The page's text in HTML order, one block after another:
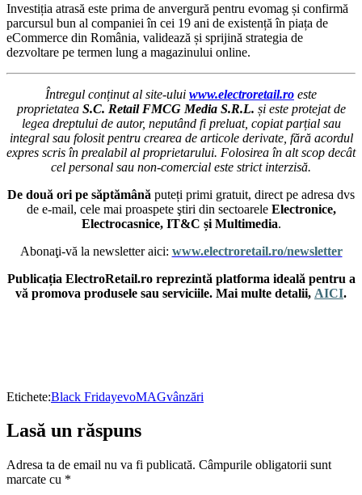
Investiția atrasă este prima de anvergură pentru evomag și confirmă
parcursul bun al companiei în cei 19 ani de existență în piața de
eCommerce din România, validează și sprijină strategia de
dezvoltare pe termen lung a magazinului online.
Întregul conținut al site-ului www.electroretail.ro este
proprietatea S.C. Retail FMCG Media S.R.L. și este protejat de
legea dreptului de autor, neputând fi preluat, copiat parțial sau
integral sau folosit pentru crearea de articole derivate, fără acordul
expres scris în prealabil al proprietarului. Folosirea în alt scop decât
cel personal sau non-comercial este strict interzisă.
De două ori pe săptămână puteți primi gratuit, direct pe adresa dvs
de e-mail, cele mai proaspete ştiri din sectoarele Electronice,
Electrocasnice, IT&C și Multimedia.
Abonaţi-vă la newsletter aici: www.electroretail.ro/newsletter
Publicația ElectroRetail.ro reprezintă platforma ideală pentru a
vă promova produsele sau serviciile. Mai multe detalii, AICI.
Etichete:Black FridayevoMAGvânzări
Lasă un răspuns
Adresa ta de email nu va fi publicată. Câmpurile obligatorii sunt
marcate cu *